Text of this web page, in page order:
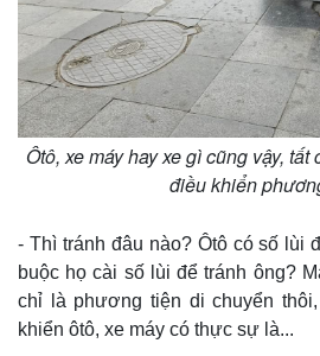
Kinh tế
Bất động sản
Khởi nghiệp
Thị
Giá
Tỷ
Ôtô, xe máy hay xe gì cũng vậy,
điều khiển
- Thì tránh đâu nào? Ôtô có số lùi
buộc họ cài số lùi để tránh ông?
chỉ là phương tiện di chuyển
khiển ôtô, xe máy có thực sự là...